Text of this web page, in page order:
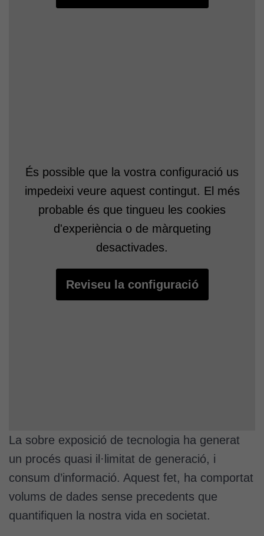
llicència deReconeixement-NoComercial-
SenseObraDerivada 4.0 Internacional de
Creative Commons
Resum de la intervenció
És possible que la vostra configuració us
impedeixi veure aquest contingut. El més
probable és que tingueu les cookies
d'experiència o de màrqueting
desactivades.
Reviseu la configuració
La sobre exposició de tecnologia ha generat
un procés quasi il·limitat de generació, i
consum d’informació. Aquest fet, ha comportat
volums de dades sense precedents que
quantifiquen la nostra vida en societat.